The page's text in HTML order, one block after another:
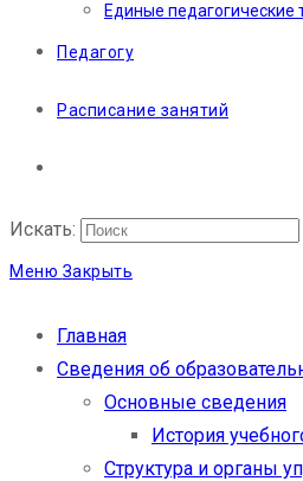
Единые педагогические
Педагогу
Расписание занятий
Искать:
Меню Закрыть
Главная
Сведения об
Основные сведения
История
Структура и органы